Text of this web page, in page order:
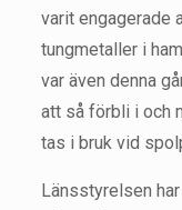
varit engagerade
tungmetaller i
var även denna
att så förbli i och
tas i bruk vid
Länsstyrelsen